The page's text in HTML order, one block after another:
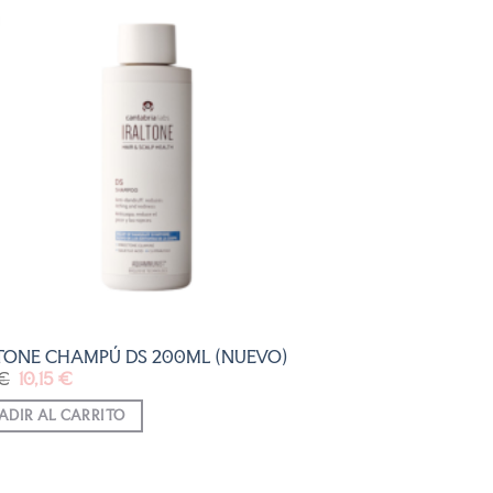
CHAMPÚ DS 200ML (NUEVO)
El
precio
original
era:
11,95 €.
10,15€El
actual
es:
10,15 €.
AL CARRITO